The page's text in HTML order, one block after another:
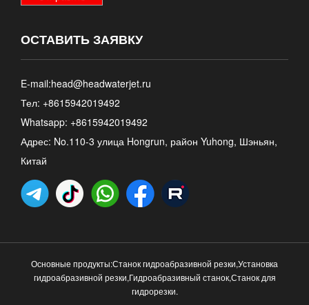
ОСТАВИТЬ ЗАЯВКУ
E-mail:head@headwaterjet.ru
Тел: +8615942019492
Whatsapp: +8615942019492
Адрес: No.110-3 улица Hongrun, район Yuhong, Шэньян,
Китай
Основные продукты:Станок гидроабразивной резки,Установка
гидроабразивной резки,Гидроабразивный станок,Станок для
гидрорезки.